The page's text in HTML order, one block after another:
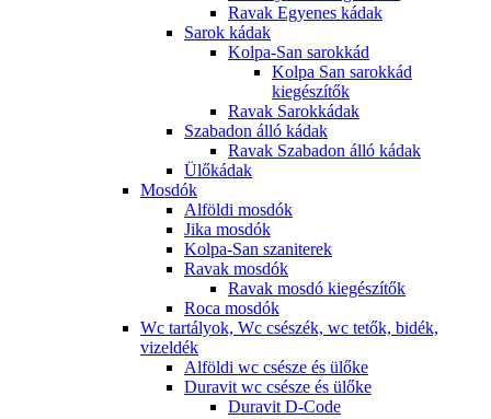
Ravak Egyenes kádak
Sarok kádak
Kolpa-San sarokkád
Kolpa San sarokkád
kiegészítők
Ravak Sarokkádak
Szabadon álló kádak
Ravak Szabadon álló kádak
Ülőkádak
Mosdók
Alföldi mosdók
Jika mosdók
Kolpa-San szaniterek
Ravak mosdók
Ravak mosdó kiegészítők
Roca mosdók
Wc tartályok, Wc csészék, wc tetők, bidék,
vizeldék
Alföldi wc csésze és ülőke
Duravit wc csésze és ülőke
Duravit D-Code